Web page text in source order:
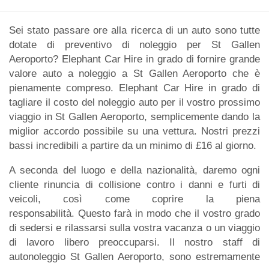
Sei stato passare ore alla ricerca di un auto sono tutte
dotate di preventivo di noleggio per St Gallen
Aeroporto? Elephant Car Hire in grado di fornire grande
valore auto a noleggio a St Gallen Aeroporto che è
pienamente compreso. Elephant Car Hire in grado di
tagliare il costo del noleggio auto per il vostro prossimo
viaggio in St Gallen Aeroporto, semplicemente dando la
miglior accordo possibile su una vettura. Nostri prezzi
bassi incredibili a partire da un minimo di £16 al giorno.
A seconda del luogo e della nazionalità, daremo ogni
cliente rinuncia di collisione contro i danni e furti di
veicoli, così come coprire la piena
responsabilità. Questo farà in modo che il vostro grado
di sedersi e rilassarsi sulla vostra vacanza o un viaggio
di lavoro libero preoccuparsi. Il nostro staff di
autonoleggio St Gallen Aeroporto, sono estremamente